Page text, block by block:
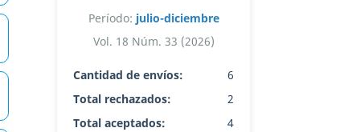
Período: julio-diciembre
Vol. 18 Núm. 33 (2026)
Cantidad de envíos:
6
Total rechazados:
2
Total aceptados:
4